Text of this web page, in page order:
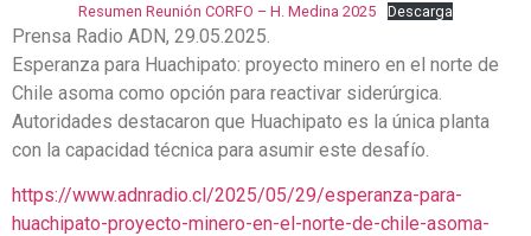
Resumen Reunión CORFO – H. Medina 2025 Descarga
Prensa Radio ADN, 29.05.2025.
Esperanza para Huachipato: proyecto minero en el norte de
Chile asoma como opción para reactivar siderúrgica.
Autoridades destacaron que Huachipato es la única planta
con la capacidad técnica para asumir este desafío.
https://www.adnradio.cl/2025/05/29/esperanza-para-
huachipato-proyecto-minero-en-el-norte-de-chile-asoma-